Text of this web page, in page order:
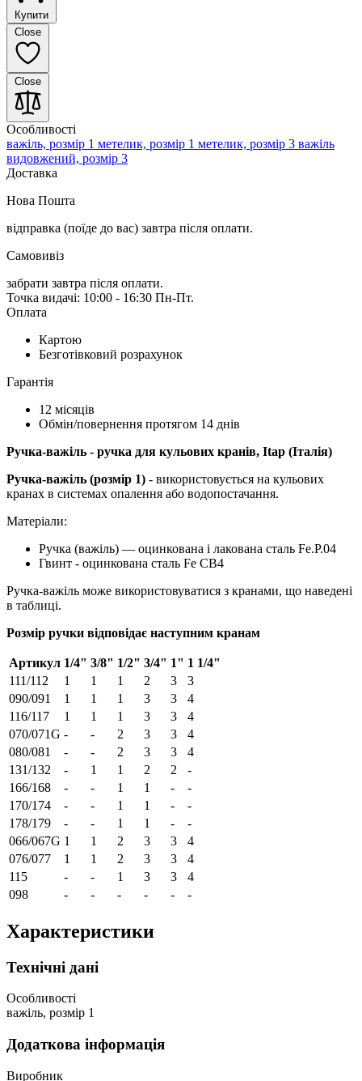
Купити
Close
Close
Особливості
важіль, розмір 1 метелик, розмір 1 метелик, розмір 3 важіль
видовжений, розмір 3
Доставка
Нова Пошта
відправка (поїде до вас) завтра після оплати.
Самовивіз
забрати завтра після оплати.
Точка видачі: 10:00 - 16:30 Пн-Пт.
Оплата
Картою
Безготівковий розрахунок
Гарантія
12 місяців
Обмін/повернення протягом 14 днів
Ручка-важіль - ручка для кульових кранів, Itap (Італія)
Ручка-важіль (розмір 1) - використовується на кульових
кранах в системах опалення або водопостачання.
Матеріали:
Ручка (важіль) — оцинкована і лакована сталь Fe.P.04
Гвинт - оцинкована сталь Fe CB4
Ручка-важіль може використовуватися з кранами, що наведені
в таблиці.
Розмір ручки відповідає наступним кранам
Артикул 1/4" 3/8" 1/2" 3/4" 1" 1 1/4"
111/112
1 1 1 2 3
3
090/091
1 1 1 3 3
4
116/117
1 1 1 3 3
4
070/071G - - 2 3 3
4
080/081
- - 2 3 3
4
131/132
- 1 1 2 2
-
166/168
- - 1 1 -
-
170/174
- - 1 1 -
-
178/179
- - 1 1 -
-
066/067G 1 1 2 3 3
4
076/077
1 1 2 3 3
4
115
- - 1 3 3
4
098
- - - - - -
Характеристики
Технічні дані
Особливості
важіль, розмір 1
Додаткова інформація
Виробник